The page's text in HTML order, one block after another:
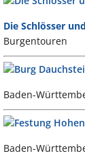
Die Schlösser
Burgentouren
Baden-
Baden-